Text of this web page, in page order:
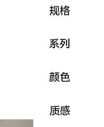
规格
系列
颜色
质感